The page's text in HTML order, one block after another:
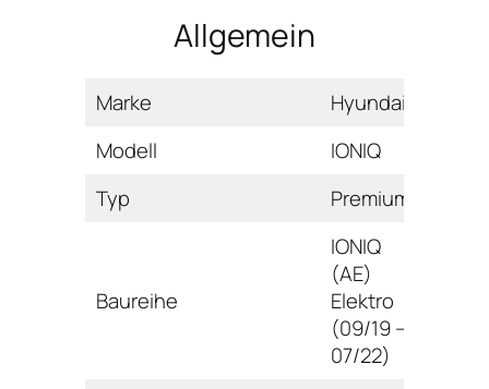
Allgemein
Marke
Hyundai
Modell
IONIQ
Typ
Premium
Baureihe
IONIQ
(AE)
Elektro
(09/19 –
07/22)